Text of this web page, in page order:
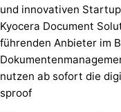
und innovativen
Kyocera Document
führenden Anbieter im
nutzen ab sofort die
sproof